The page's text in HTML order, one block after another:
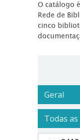
O catálogo
Rede de
cinco